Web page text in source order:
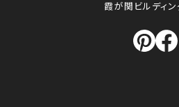
霞が関ビルディ